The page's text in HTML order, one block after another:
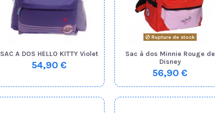
SAC A DOS HELLO KITTY Violet
54,90 €
Rupture de stock
Sac à dos Minnie Rouge de
Disney
56,90 €